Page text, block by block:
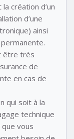
création d’un
d’une
ainsi
être très
de
en cas de
qui soit à la
technique
vous